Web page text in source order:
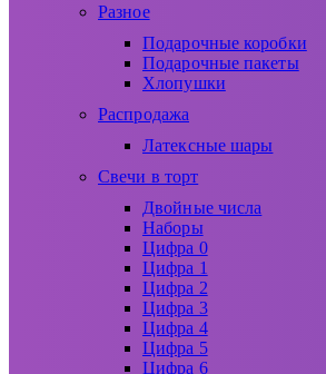
Разное
Подарочные коробки
Подарочные пакеты
Хлопушки
Распродажа
Латексные шары
Свечи в торт
Двойные числа
Наборы
Цифра 0
Цифра 1
Цифра 2
Цифра 3
Цифра 4
Цифра 5
Цифра 6